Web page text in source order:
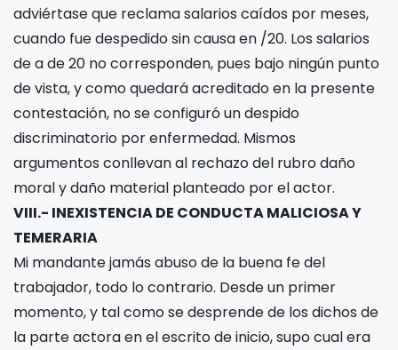
adviértase que reclama salarios caídos por meses,
cuando fue despedido sin causa en /20. Los salarios
deade 20 no corresponden, pues bajo ningún punto
de vista, y como quedará acreditado en la presente
contestación, no se configuró un despido
discriminatorio por enfermedad. Mismos
argumentos conllevan al rechazo del rubro daño
moral y daño material planteado por el actor.
VIII.- INEXISTENCIA DE CONDUCTA MALICIOSA Y
TEMERARIA
Mi mandante jamás abuso de la buena fe del
trabajador, todo lo contrario. Desde un primer
momento, y tal como se desprende de los dichos de
la parte actora en el escrito de inicio, supo cual era